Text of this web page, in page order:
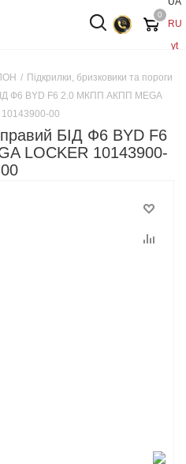
RU
yt
0
/ Підкрилки, бризковики та пороги
Ф6 BYD F6 2.0 МКПП АКПП MEGA
10143900-00
правий БІД Ф6 BYD F6
LOCKER 10143900-
00